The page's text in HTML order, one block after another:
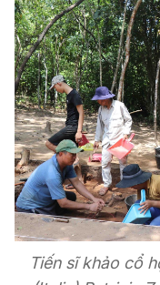
Tiến sĩ khảo cổ